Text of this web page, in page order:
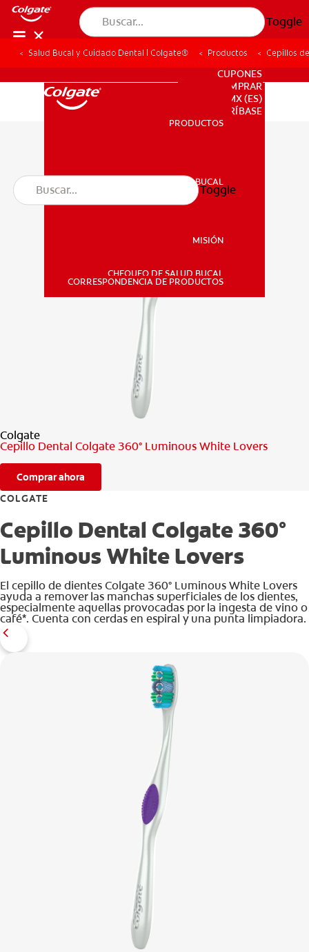
Toggle
PRODUCTOS
SALUD BUCAL
CORRESPONDENCIA DE PRODUCTOS
SUSCRÍBASE
PARA PROFESIONALES
CUPONES
DONDE COMPRAR
MX (ES)
SUSCRÍBASE
PRODUCTOS
SALUD BUCAL
MISIÓN
CHEQUEO DE SALUD BUCAL
CORRESPONDENCIA DE PRODUCTOS
Toggle
Salud Bucal y Cuidado Dental | Colgate® Productos Cepillos
Colgate
Cepillo Dental Colgate 360° Luminous White Lovers
Comprar ahora
COLGATE
Cepillo Dental Colgate 360°
Luminous White Lovers
El cepillo de dientes Colgate 360° Luminous White Lovers
ayuda a remover las manchas superficiales de los dientes,
especialmente aquellas provocadas por la ingesta de vino o
café*. Cuenta con cerdas en espiral y una punta limpiadora.